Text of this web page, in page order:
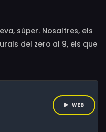
súper. Nosaltres, els
del zero al 9, els que
operacions de
Aristòtil i el seu ajudant,
els números també ens
WEB